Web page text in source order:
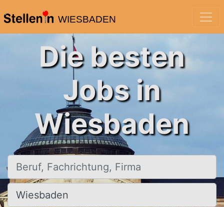
WIESBADEN
Die besten
Jobs in
Wiesbaden
Beruf, Fachrichtung, Firma
Ort, Stadt